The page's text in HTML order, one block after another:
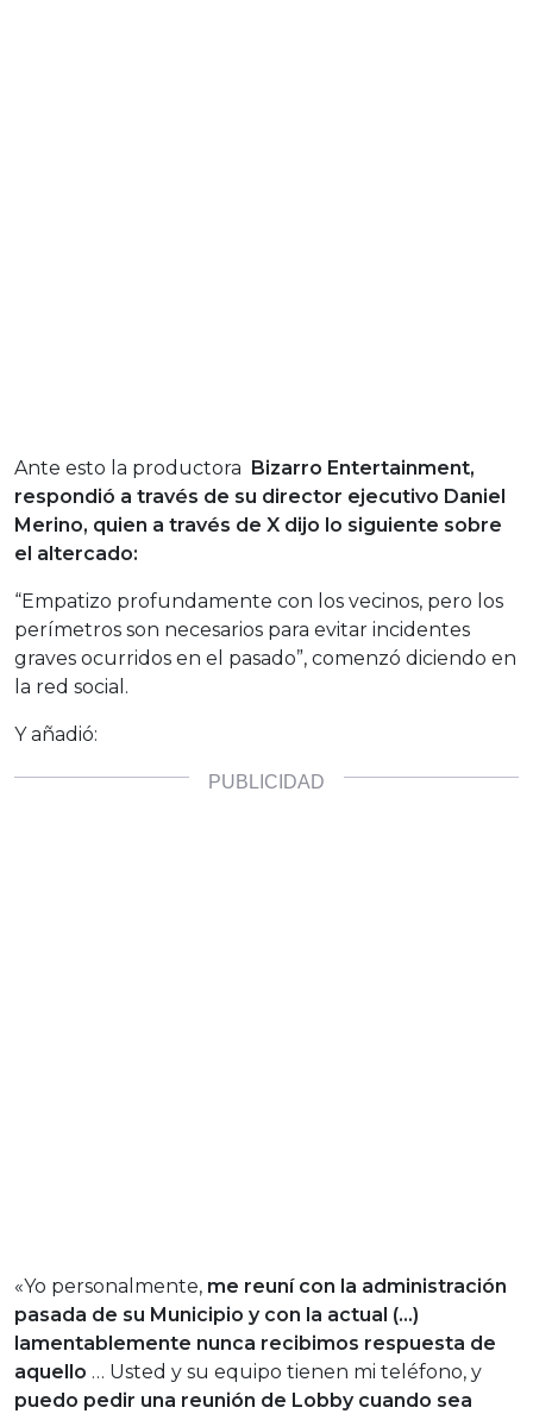
Ante esto la productora
Bizarro Entertainment,
respondió a través de su director ejecutivo Daniel
Merino, quien a través de X dijo lo siguiente sobre
el altercado:
“Empatizo profundamente con los vecinos, pero los
perímetros son necesarios para evitar incidentes
graves ocurridos en el pasado”, comenzó diciendo en
la red social.
Y añadió:
«Yo personalmente, me reuní con la administración
pasada de su Municipio y con la actual (…)
lamentablemente nunca recibimos respuesta de
aquello … Usted y su equipo tienen mi teléfono, y
puedo pedir una reunión de Lobby cuando sea